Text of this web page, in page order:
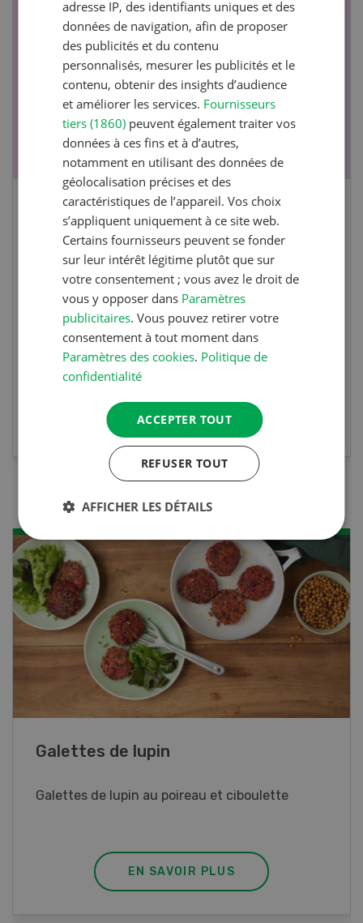
NOV
-
JAN
26
Cours spécialisé Aquaculture
Vous élevez des poissons ou songez à le faire?
Ce cours vous équipe du savoir nécessaire. Si
vous effectuez aussi un stage pratique, votre
diplôme est reconnu officiellement et vous
habilite à détenir des poissons à titre
professionnel.
EN SAVOIR PLUS
Rouleaux de printemps
Rouleaux de printemps aux poulet
EN SAVOIR PLUS
adresse IP, des identifiants uniques et des
données de navigation, afin de proposer
des publicités et du contenu
personnalisés, mesurer les publicités et le
contenu, obtenir des insights d’audience
et améliorer les services. Fournisseurs
tiers (1860) peuvent également traiter vos
données à ces fins et à d’autres,
notamment en utilisant des données de
géolocalisation précises et des
caractéristiques de l’appareil. Vos choix
s’appliquent uniquement à ce site web.
Certains fournisseurs peuvent se fonder
sur leur intérêt légitime plutôt que sur
votre consentement ; vous avez le droit de
vous y opposer dans Paramètres
publicitaires. Vous pouvez retirer votre
consentement à tout moment dans
Paramètres des cookies. Politique de
confidentialité
ACCEPTER TOUT
REFUSER TOUT
AFFICHER LES DÉTAILS